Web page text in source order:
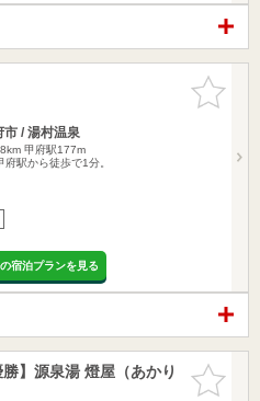
お気に入
りに追加
市 / 湯村温泉
甲府駅177m
府駅から徒歩で1分。
宿泊プランを見る
お気に入
りに追加
】源泉湯 燈屋（あかり